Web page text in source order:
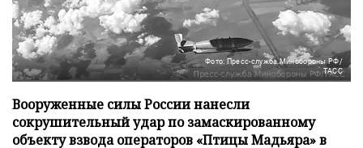
Фото: Пресс-служба Минобороны РФ/
ТАСС
Вооруженные силы России нанесли
сокрушительный удар по замаскированному
объекту взвода операторов «Птицы Мадьяра» в